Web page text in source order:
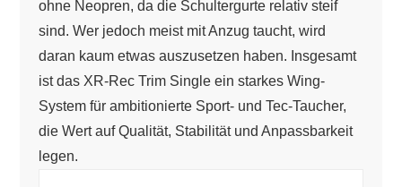
ohne Neopren, da die Schultergurte relativ steif
sind. Wer jedoch meist mit Anzug taucht, wird
daran kaum etwas auszusetzen haben. Insgesamt
ist das XR-Rec Trim Single ein starkes Wing-
System für ambitionierte Sport- und Tec-Taucher,
die Wert auf Qualität, Stabilität und Anpassbarkeit
legen.